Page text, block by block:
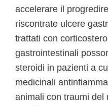
accelerare il
riscontrate ulcere
trattati con
gastrointestinali
steroidi in pazienti a
medicinali
animali con traumi del